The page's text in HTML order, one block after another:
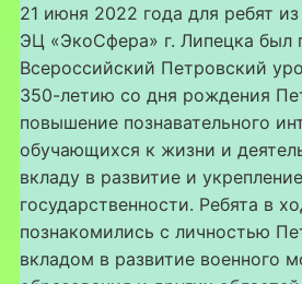
21 июня 2022 года для ребят
ЭЦ «ЭкоСфера» г. Липецка был
Всероссийский Петровский
350-летию со дня рождения
повышение познавательного
обучающихся к жизни и
вкладу в развитие и
государственности. Ребята в
познакомились с личностью
вкладом в развитие военного